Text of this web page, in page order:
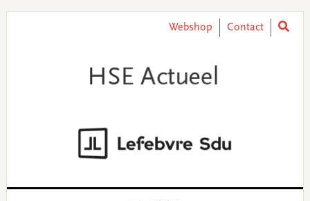
Webshop Contact